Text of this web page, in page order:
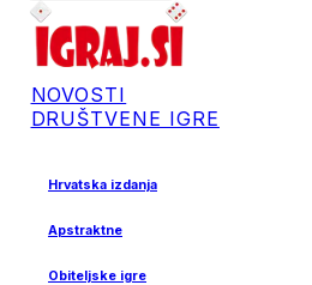
NOVOSTI
DRUŠTVENE IGRE
Hrvatska izdanja
Apstraktne
Obiteljske igre